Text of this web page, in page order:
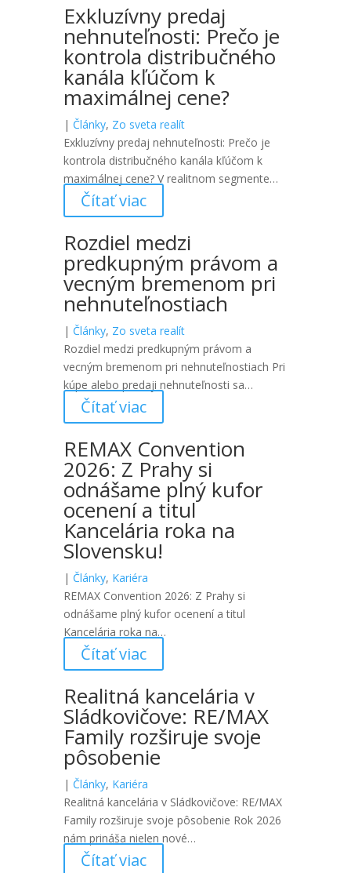
Exkluzívny predaj
nehnuteľnosti: Prečo je
kontrola distribučného
kanála kľúčom k
maximálnej cene?
| Články, Zo sveta realít
Exkluzívny predaj nehnuteľnosti: Prečo je
kontrola distribučného kanála kľúčom k
maximálnej cene? V realitnom segmente…
Čítať viac
Rozdiel medzi
predkupným právom a
vecným bremenom pri
nehnuteľnostiach
| Články, Zo sveta realít
Rozdiel medzi predkupným právom a
vecným bremenom pri nehnuteľnostiach Pri
kúpe alebo predaji nehnuteľnosti sa…
Čítať viac
REMAX Convention
2026: Z Prahy si
odnášame plný kufor
ocenení a titul
Kancelária roka na
Slovensku!
| Články, Kariéra
REMAX Convention 2026: Z Prahy si
odnášame plný kufor ocenení a titul
Kancelária roka na…
Čítať viac
Realitná kancelária v
Sládkovičove: RE/MAX
Family rozširuje svoje
pôsobenie
| Články, Kariéra
Realitná kancelária v Sládkovičove: RE/MAX
Family rozširuje svoje pôsobenie Rok 2026
nám prináša nielen nové…
Čítať viac